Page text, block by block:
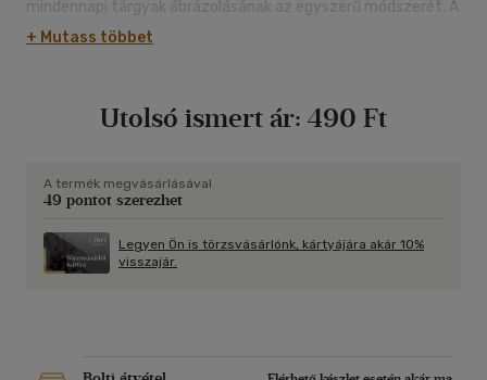
mindennapi tárgyak ábrázolásának az egyszerű módszerét. A
rajzolást és a színezést pedig matricák teszik még
élvezetesebbé.
+ Mutass többet
Utolsó ismert ár: 490 Ft
A termék megvásárlásával
49 pontot szerezhet
Legyen Ön is törzsvásárlónk, kártyájára akár 10%
visszajár.